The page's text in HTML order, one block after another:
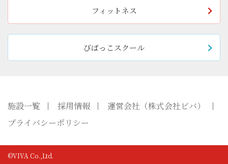
フィットネス
びばっこスクール
施設一覧 採用情報
運営会社（株式会社ビバ）
プライバシーポリシー
©VIVA Co.,Ltd.